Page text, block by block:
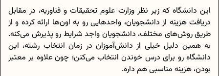
این دانشگاه که زیر نظر وزارت علوم تحقیقات و فناوریه، در مقابل
دریافت هزینه از دانشجویان، واحدهایی رو به اون‌ها ارائه کرده و از
طریق‌ روش‌‌های مختلف، دانشجویان واجد شرایط رو پذیرش می‌کنه.
به همین دلیل خیلی از دانش‌آموزان در زمان انتخاب رشته، این
دانشگاه رو برای درس خوندن انتخاب می‌کنن؛ چون علاوه بر معتبر
بودن، هزینه مناسبی هم داره.